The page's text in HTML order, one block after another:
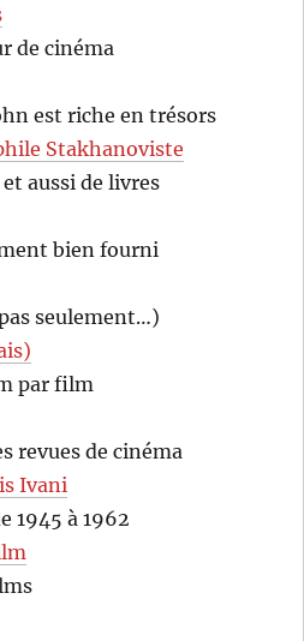
de cinéma
est riche en trésors
Stakhanoviste
aussi de livres
bien fourni
seulement…)
par film
revues de cinéma
Ivani
1945 à 1962